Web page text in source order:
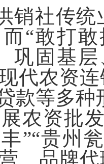
销社传
“敢打
巩固基
代农资
款等多种
农资批
”“贵州
、品牌